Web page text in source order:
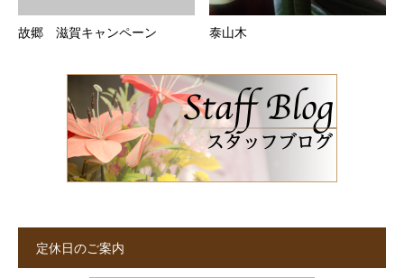
故郷 滋賀キャンペーン 泰山木
定休日のご案内